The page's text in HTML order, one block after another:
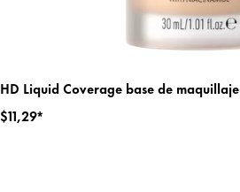
HD Liquid Coverage base de maquillaje
$11,29*